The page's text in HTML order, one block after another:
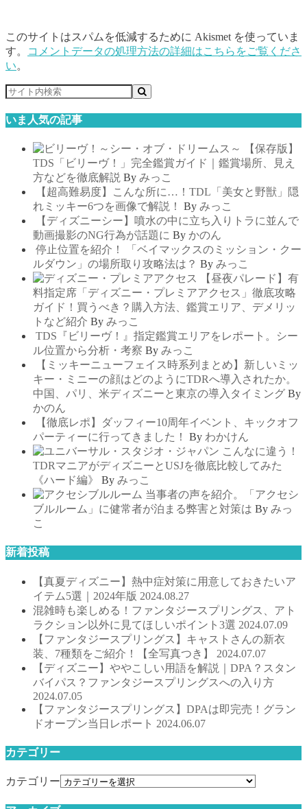
このサイトはスパムを低減するために Akismet を使っていま
す。
コメントデータの処理方法の詳細はこちらをご覧くださ
い。
いま人気の記事
【保存版】
TDS「ビリーヴ！」完全鑑賞ガイド｜鑑賞場所、見え
方などを徹底解説 By みっこ
【超高難易度】こんな所に…！TDL「美女と野獣」隠
れミッキー6つを画像で解説！
By みっこ
【ディズニーシー】噴水の中に立ち入りトラに並んで
動画撮影のNG行為が話題に By かのん
停止位置を紹介！ 「ベイマックスのミッション・クー
ルダウン」の場所取り攻略法は？ By みっこ
【昼夜パレード】有
料指定席「ディズニー・プレミアアクセス」徹底攻略
ガイド！買うべき？購入方法、鑑賞エリア、デメリッ
トなど紹介 By みっこ
TDS『ビリーヴ！』指定鑑賞エリアをレポート。シー
ル位置から分析・考察 By みっこ
【ミッキーニューフェイス時系列まとめ】新しいミッ
キー・ミニーの顔はどのようにTDRへ導入されたか。
中国、パリ、米ディズニーと東京の導入タイミング By
かのん
【徹底レポ】ダッフィー10周年イベント、キックオフ
パーティーに行ってきました！
By わかけん
こんなに違う！
TDRマニアがディズニーとUSJを徹底比較してみた
《ハード編》
By みっこ
当事者の声を紹介。「アクセシ
ブルルーム」に健常者が泊まる弊害と対策は By みっ
こ
新着投稿
【真夏ディズニー】熱中症対策に用意しておきたいア
イテム5選｜2024年版 2024.08.27
混雑時も楽しめる！ファンタジースプリングス、アト
ラクション以外に見てほしいポイント3選 2024.07.09
【ファンタジースプリングス】キャストさんの新衣
装、7種類をご紹介！【全写真つき】 2024.07.07
【ディズニー】ややこしい用語を解説｜DPA？スタン
バイパス？ファンタジースプリングスへの入り方
2024.07.05
【ファンタジースプリングス】DPAは即完売！グラン
ドオープン当日レポート 2024.06.07
カテゴリー
カテゴリー